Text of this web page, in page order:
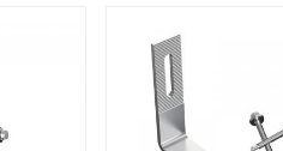
de una
de
importantes le ahorra
rápido y fácil de
gran variedad de
opciones a los
según las